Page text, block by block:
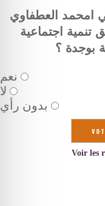
امحمد العطفاوي
اجتماعية
بوجدة ؟
نعم
لا
بدون رأي
Voir les